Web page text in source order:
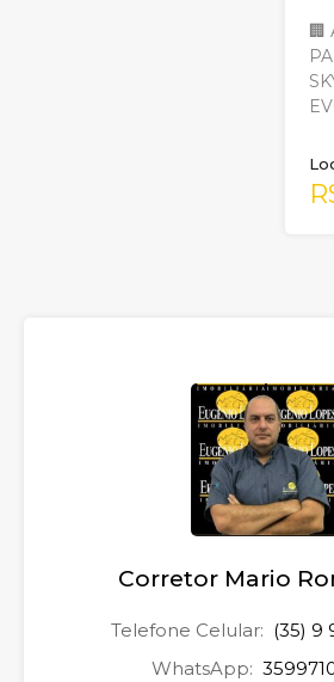
🏢
Corretor Mario
Telefone Celular: (35) 9
WhatsApp: